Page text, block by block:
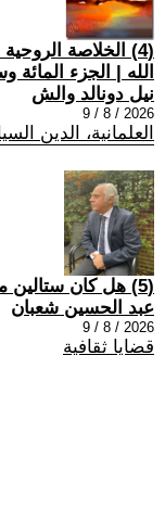
(4) الخلاصة
الله | الجزء المائة
نيل دونالد والش
2026 / 8 / 9
العلمانية، الدين
(5) هل كان ستالين مثقفًا...؟
عبد الحسين شعبان
2026 / 8 / 9
قضايا ثقافية